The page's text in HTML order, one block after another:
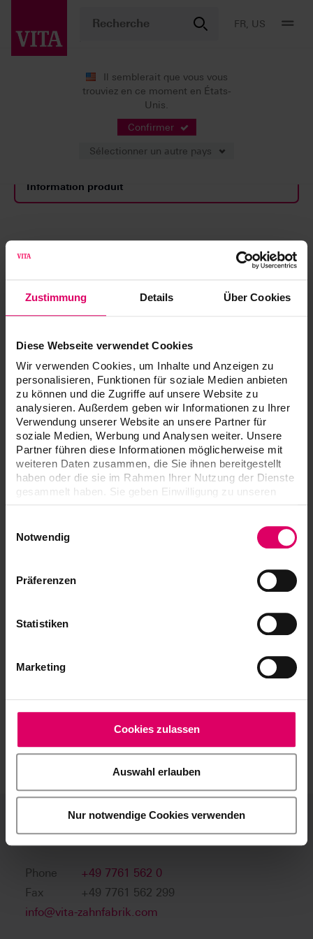
Zustimmung Details Über Cookies
Diese Webseite verwendet Cookies
Wir verwenden Cookies, um Inhalte und Anzeigen zu
personalisieren, Funktionen für soziale Medien anbieten
zu können und die Zugriffe auf unsere Website zu
analysieren. Außerdem geben wir Informationen zu Ihrer
Verwendung unserer Website an unsere Partner für
soziale Medien, Werbung und Analysen weiter. Unsere
Partner führen diese Informationen möglicherweise mit
weiteren Daten zusammen, die Sie ihnen bereitgestellt
haben oder die sie im Rahmen Ihrer Nutzung der Dienste
gesammelt haben. Sie geben Einwilligung zu unseren
Notwendig
Präferenzen
Statistiken
Marketing
Cookies zulassen
Auswahl erlauben
Nur notwendige Cookies verwenden
FR, US
Il semblerait que vous vous
trouviez en ce moment en États-
Unis.
Confirmer
Sélectionner un autre pays
Détermination de la couleur
Information produit
Accessoires
Capot de protection
Transport sûr du VITA Easyshade grâce à la
VITA Zahnfabrik
Phone
+49 7761 562 0
Fax
+49 7761 562 299
info@vita-zahnfabrik.com